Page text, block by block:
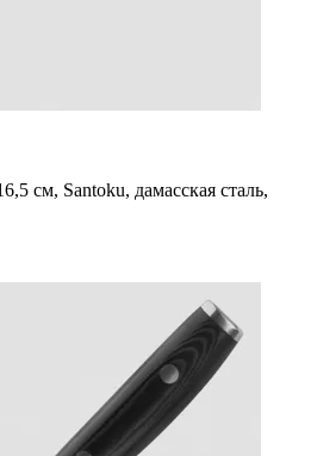
см, Santoku, дамасская сталь,